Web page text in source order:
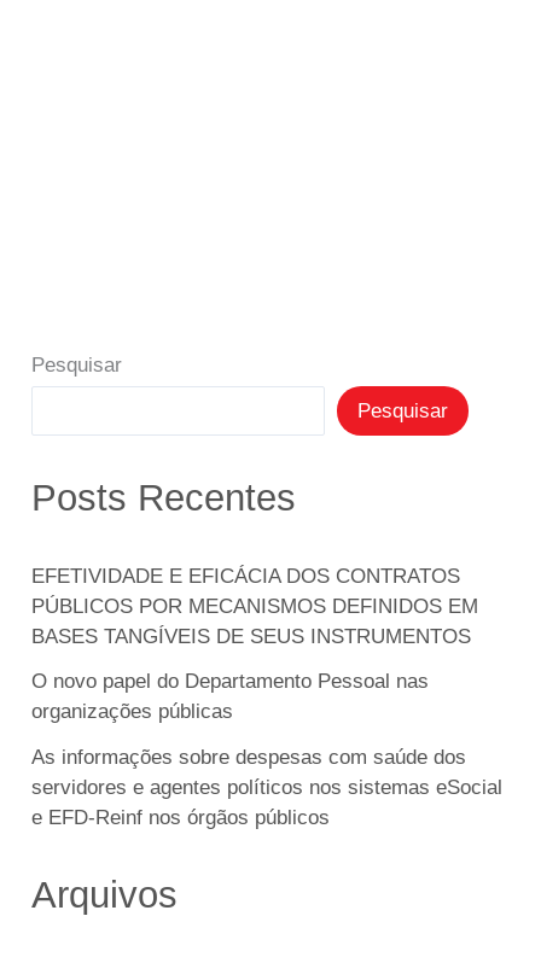
Pesquisar
Pesquisar
Posts Recentes
EFETIVIDADE E EFICÁCIA DOS CONTRATOS
PÚBLICOS POR MECANISMOS DEFINIDOS EM
BASES TANGÍVEIS DE SEUS INSTRUMENTOS
O novo papel do Departamento Pessoal nas
organizações públicas
As informações sobre despesas com saúde dos
servidores e agentes políticos nos sistemas eSocial
e EFD-Reinf nos órgãos públicos
Arquivos